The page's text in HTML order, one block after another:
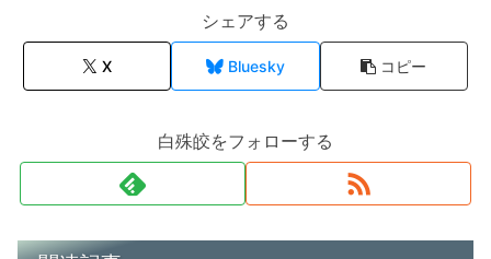
シェアする
X Bluesky コピー
白殊皎をフォローする